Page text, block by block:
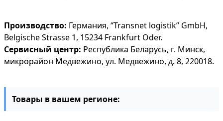
Производство: Германия, “Transnet logistik” GmbH,
Belgische Strasse 1, 15234 Frankfurt Oder.
Сервисный центр: Республика Беларусь, г. Минск,
микрорайон Медвежино, ул. Медвежино, д. 8, 220018.
Товары в вашем регионе: